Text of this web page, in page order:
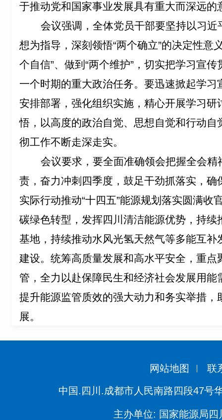
于推动党和国家事业发展具有重大而深远的
会议强调，全体党员干部要坚持以习
想为指导，深刻领悟“两个确立”的决定性意
个自信”、做到“两个维护”，切实把学习宣
一个时期的重大政治任务。要迅速掀起学
安排部署，强化组织实施，精心开展学习研
悟，以高度的政治自觉、思想自觉和行动自
彻工作不断走深走实。
会议要求，要全面准确领会把握全会
责，奋力冲刺四季度，鼓足干劲抓落实，
实际行动推动“十四五”能源规划落实圆满收
碳绿色转型，发挥四川清洁能源优势，持
基地，持续推动水风光氢天然气等多能互
建设。统筹高质量发展和高水平安全，重点
管，全力以赴保障民生和经济社会发展用
提升能源监管质效的强大动力和务实举措，
展。
网站地图 联
中国.四川.成都市人民南路四段47号
主办单位: 国家能源局四